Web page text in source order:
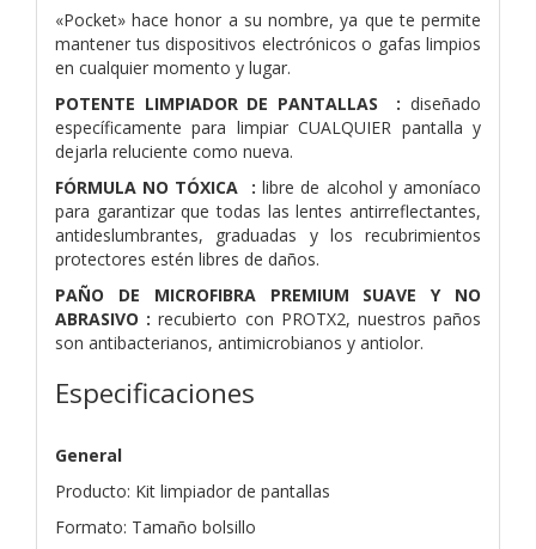
«Pocket» hace honor a su nombre, ya que te permite
mantener tus dispositivos electrónicos o gafas limpios
en cualquier momento y lugar.
POTENTE LIMPIADOR DE PANTALLAS : diseñado
específicamente para limpiar CUALQUIER pantalla y
dejarla reluciente como nueva.
FÓRMULA NO TÓXICA : libre de alcohol y amoníaco
para garantizar que todas las lentes antirreflectantes,
antideslumbrantes, graduadas y los recubrimientos
protectores estén libres de daños.
PAÑO DE MICROFIBRA PREMIUM SUAVE Y NO
ABRASIVO :recubierto con PROTX2, nuestros paños
son antibacterianos, antimicrobianos y antiolor.
Especificaciones
General
Producto: Kit limpiador de pantallas
Formato: Tamaño bolsillo